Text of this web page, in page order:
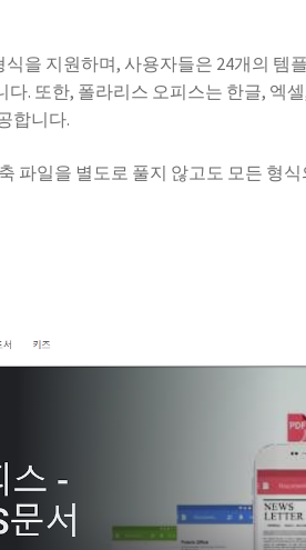
을 지원하며, 사용자들은 24개의 템
. 또한, 폴라리스 오피스는 한글, 엑
합니다.
파일을 별도로 풀지 않고도 모든 형